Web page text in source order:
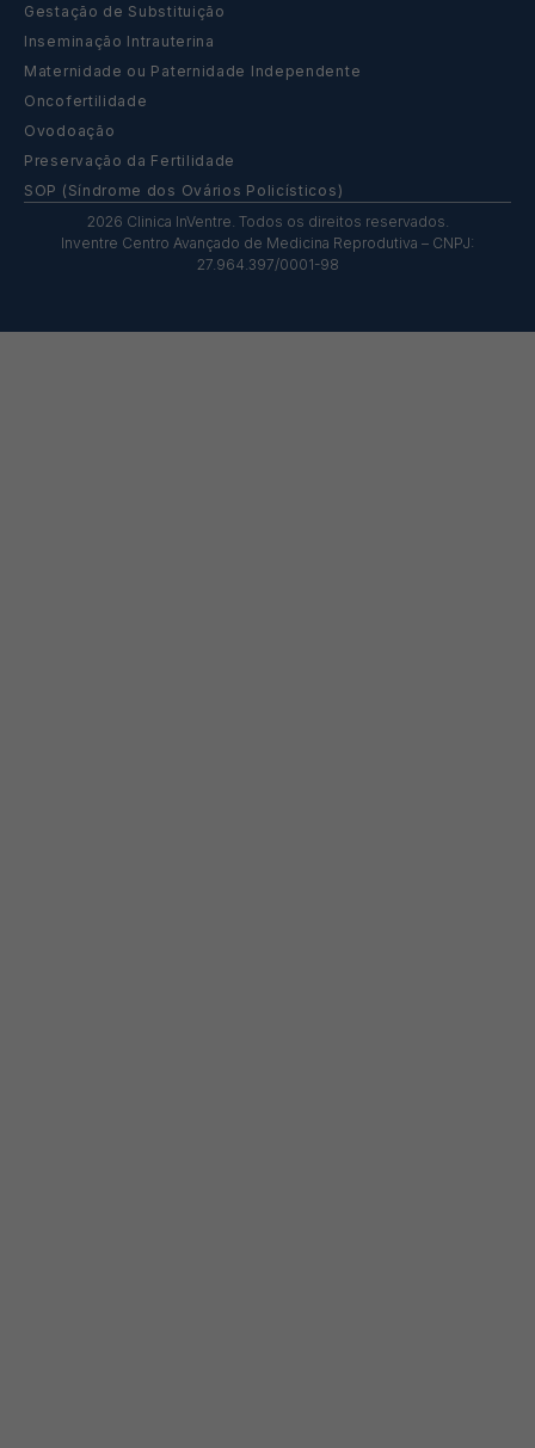
Gestação de Substituição
Inseminação Intrauterina
Maternidade ou Paternidade Independente
Oncofertilidade
Ovodoação
Preservação da Fertilidade
SOP (Síndrome dos Ovários Policísticos)
2026 Clinica InVentre. Todos os direitos reservados.
Inventre Centro Avançado de Medicina Reprodutiva – CNPJ:
27.964.397/0001-98